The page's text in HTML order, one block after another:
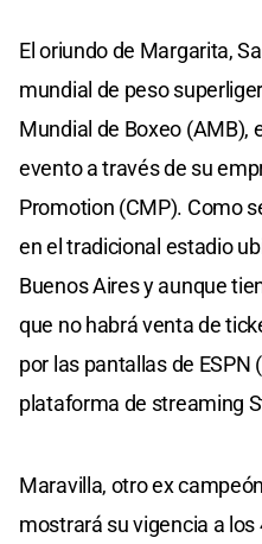
El oriundo de Margarita,
mundial de peso
Mundial de Boxeo (AMB),
evento a través de su
Promotion (CMP). Como
en el tradicional estadio
Buenos Aires y aunque
que no habrá venta de
por las pantallas de ESPN
plataforma de streaming
Maravilla, otro ex
mostrará su vigencia a